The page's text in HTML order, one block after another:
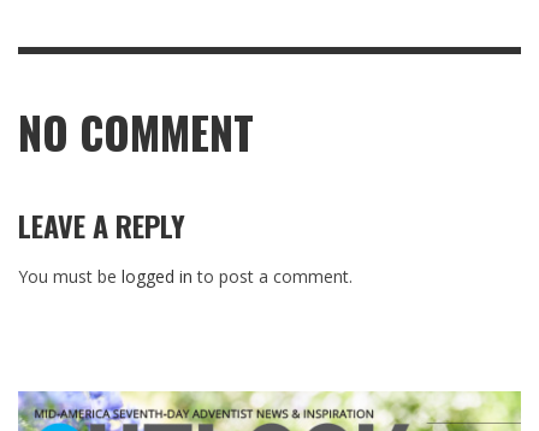
NO COMMENT
LEAVE A REPLY
You must be logged in to post a comment.